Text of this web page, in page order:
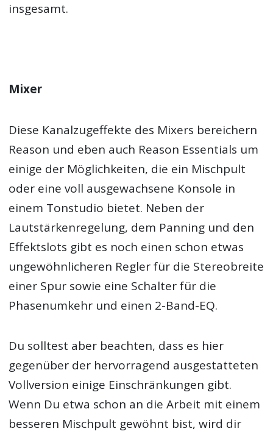
insgesamt.
Mixer
Diese Kanalzugeffekte des Mixers bereichern
Reason und eben auch Reason Essentials um
einige der Möglichkeiten, die ein Mischpult
oder eine voll ausgewachsene Konsole in
einem Tonstudio bietet. Neben der
Lautstärkenregelung, dem Panning und den
Effektslots gibt es noch einen schon etwas
ungewöhnlicheren Regler für die Stereobreite
einer Spur sowie eine Schalter für die
Phasenumkehr und einen 2-Band-EQ.
Du solltest aber beachten, dass es hier
gegenüber der hervorragend ausgestatteten
Vollversion einige Einschränkungen gibt.
Wenn Du etwa schon an die Arbeit mit einem
besseren Mischpult gewöhnt bist, wird dir